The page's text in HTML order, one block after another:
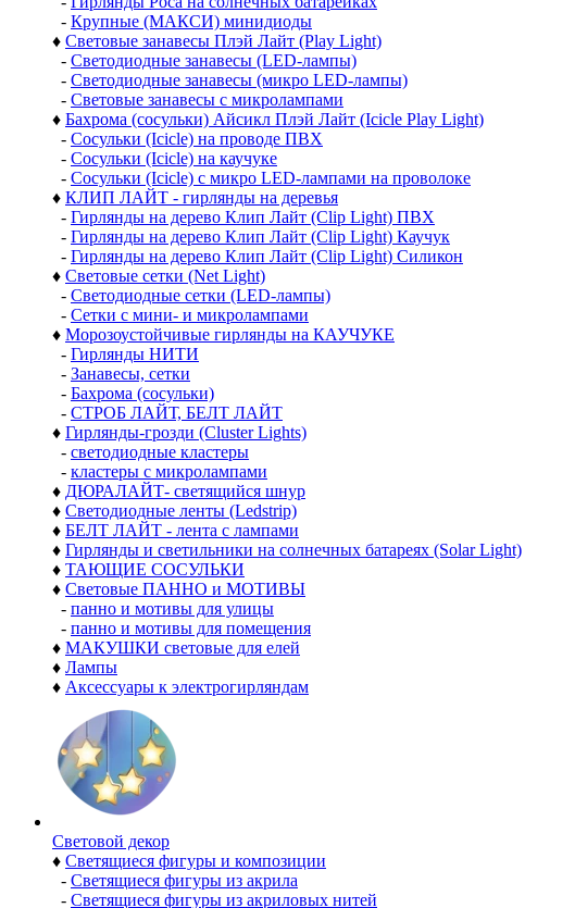
- Крупные (МАКСИ) минидиоды
♦ Световые занавесы Плэй Лайт (Play Light)
- Светодиодные занавесы (LED-лампы)
- Светодиодные занавесы (микро LED-лампы)
- Световые занавесы с микролампами
♦ Бахрома (сосульки) Айсикл Плэй Лайт (Icicle Play Light)
- Сосульки (Icicle) на проводе ПВХ
- Сосульки (Icicle) на каучуке
- Сосульки (Icicle) с микро LED-лампами на проволоке
♦ КЛИП ЛАЙТ - гирлянды на деревья
- Гирлянды на дерево Клип Лайт (Clip Light) ПВХ
- Гирлянды на дерево Клип Лайт (Clip Light) Каучук
- Гирлянды на дерево Клип Лайт (Clip Light) Силикон
♦ Световые сетки (Net Light)
- Светодиодные сетки (LED-лампы)
- Сетки с мини- и микролампами
♦ Морозоустойчивые гирлянды на КАУЧУКЕ
- Гирлянды НИТИ
- Занавесы, сетки
- Бахрома (сосульки)
- СТРОБ ЛАЙТ, БЕЛТ ЛАЙТ
♦ Гирлянды-грозди (Cluster Lights)
- светодиодные кластеры
- кластеры с микролампами
♦ ДЮРАЛАЙТ- светящийся шнур
♦ Светодиодные ленты (Ledstrip)
♦ БЕЛТ ЛАЙТ - лента с лампами
♦ Гирлянды и светильники на солнечных батареях (Solar Light)
♦ ТАЮЩИЕ СОСУЛЬКИ
♦ Световые ПАННО и МОТИВЫ
- панно и мотивы для улицы
- панно и мотивы для помещения
♦ МАКУШКИ световые для елей
♦ Лампы
♦ Аксессуары к электрогирляндам
Световой декор
♦ Светящиеся фигуры и композиции
- Светящиеся фигуры из акрила
- Светящиеся фигуры из акриловых нитей